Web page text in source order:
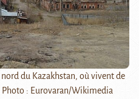
nord du Kazakhstan, où vivent de
: Eurovaran/Wikimedia